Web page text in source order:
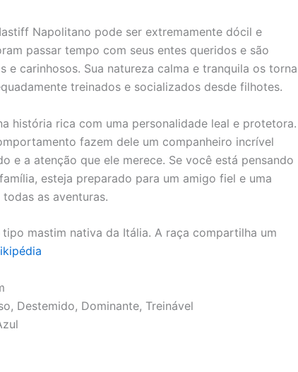
Napolitano pode ser extremamente dócil e
passar tempo com seus entes queridos e são
e carinhosos. Sua natureza calma e tranquila os torna
treinados e socializados desde filhotes.
história rica com uma personalidade leal e protetora.
fazem dele um companheiro incrível
e a atenção que ele merece. Se você está pensando
esteja preparado para um amigo fiel e uma
as aventuras.
mastim nativa da Itália. A raça compartilha um
Destemido, Dominante, Treinável